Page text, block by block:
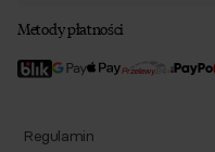
Metody płatności
Regulamin